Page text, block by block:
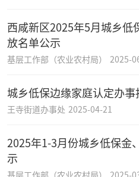
西咸新区2025年5月城乡低
放名单公示
基层工作部（农业农村局） 2025-
城乡低保边缘家庭认定办事
王寺街道办事处 2025-04-21
2025年1-3月份城乡低保金
示
基层工作部（农业农村局） 2025-